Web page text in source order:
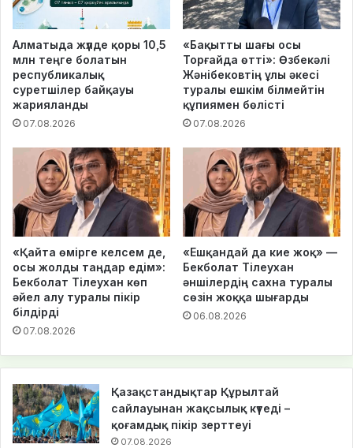
Алматыда жүлде қоры 10,5
млн теңге болатын
республикалық
суретшілер байқауы
жарияланды
07.08.2026
«Бақытты шағы осы
Торғайда өтті»: Өзбекәлі
Жәнібековтің ұлы әкесі
туралы ешкім білмейтін
құпиямен бөлісті
07.08.2026
«Қайта өмірге келсем де,
осы жолды таңдар едім»:
Бекболат Тілеухан көп
әйел алу туралы пікір
білдірді
07.08.2026
«Ешқандай да кие жоқ» —
Бекболат Тілеухан
әншілердің сахна туралы
сөзін жоққа шығарды
06.08.2026
Қазақстандықтар Құрылтай
сайлауынан жақсылық күтеді –
қоғамдық пікір зерттеуі
07.08.2026